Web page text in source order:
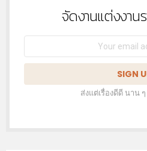
NEWSLETTERจัดงานแต่งงาน
Email
ส่งแต่เรื่องดีดี นาน